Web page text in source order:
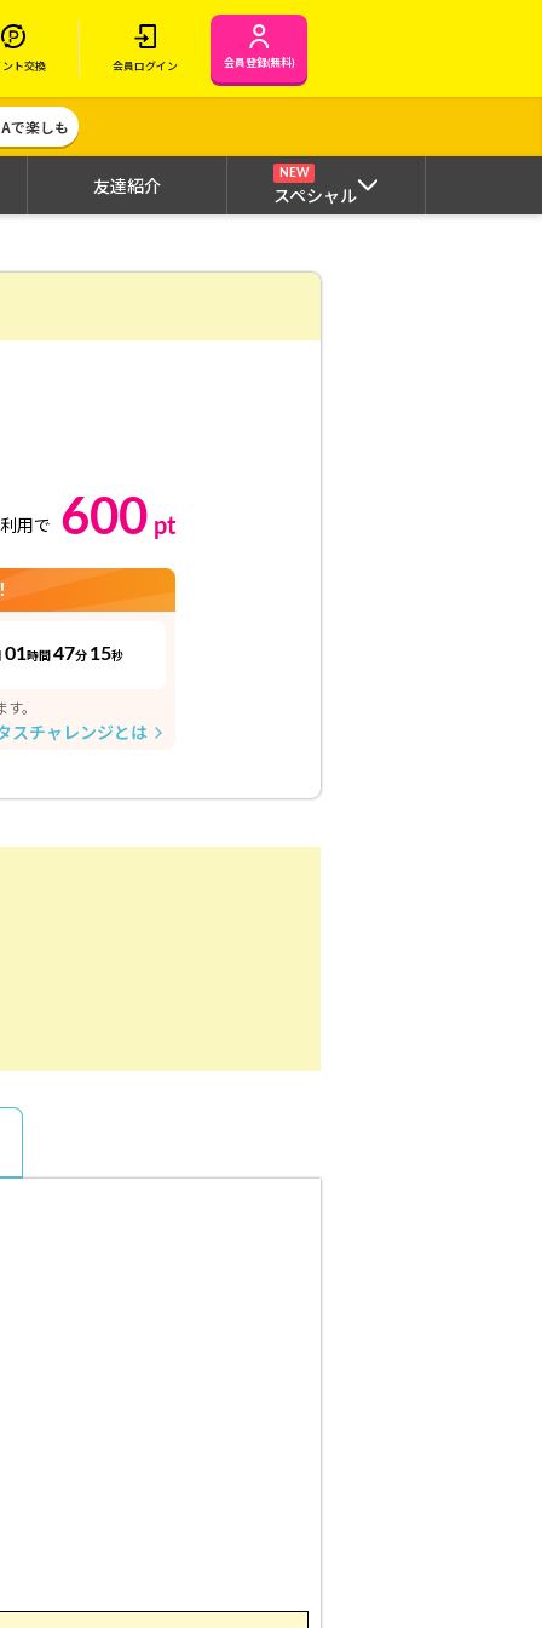
ント交換 会員ログイン 会員登録(無料)
で楽しも
友達紹介
NEW
スペシャル
用で 600 pt
01時間 47分 14秒
。
スチャレンジとは arrow_forward_ios